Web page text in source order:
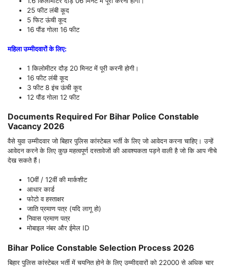
25 फीट लंबी कूद
5 फिट ऊंची कूद
16 पौंड गोला 16 फीट
महिला उम्मीदवारों के लिए:
1 किलोमीटर दौड़ 20 मिनट में पूरी करनी होगी।
16 फीट लंबी कूद
3 फीट 8 इंच ऊंची कूद
12 पौंड गोला 12 फीट
Documents Required For Bihar Police Constable
Vacancy 2026
वैसे युवा उम्मीदवार जो बिहार पुलिस कांस्टेबल भर्ती के लिए जो आवेदन करना चाहिए। उन्हें
आवेदन करने के लिए कुछ महत्वपूर्ण दस्तावेजों की आवश्यकता पड़ने वाली है जो कि आप नीचे
देख सकते हैं।
10वीं / 12वीं की मार्कशीट
आधार कार्ड
फोटो व हस्ताक्षर
जाति प्रमाण पत्र (यदि लागू हो)
निवास प्रमाण पत्र
मोबाइल नंबर और ईमेल ID
Bihar Police Constable Selection Process 2026
बिहार पुलिस कांस्टेबल भर्ती में चयनित होने के लिए उम्मीदवारों को 22000 से अधिक चार